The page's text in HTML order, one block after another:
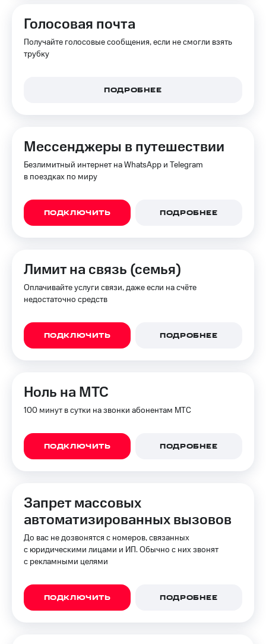
Голосовая почта
Получайте голосовые сообщения, если не смогли взять
трубку
ПОДРОБНЕЕ
Мессенджеры в путешествии
Безлимитный интернет на WhatsApp и Telegram
в поездках по миру
ПОДКЛЮЧИТЬ ПОДРОБНЕЕ
Лимит на связь (семья)
Оплачивайте услуги связи, даже если на счёте
недостаточно средств
ПОДКЛЮЧИТЬ ПОДРОБНЕЕ
Ноль на МТС
100 минут в сутки на звонки абонентам МТС
ПОДКЛЮЧИТЬ ПОДРОБНЕЕ
Запрет массовых
автоматизированных вызовов
До вас не дозвонятся с номеров, связанных
с юридическими лицами и ИП. Обычно с них звонят
с рекламными целями
ПОДКЛЮЧИТЬ ПОДРОБНЕЕ